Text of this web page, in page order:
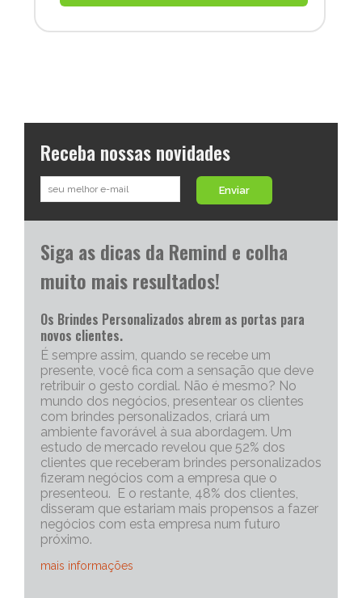
Receba nossas novidades
Enviar
Siga as dicas da Remind e colha
muito mais resultados!
Os Brindes Personalizados abrem as portas para
novos clientes.
É sempre assim, quando se recebe um
presente, você fica com a sensação que deve
retribuir o gesto cordial. Não é mesmo? No
mundo dos negócios, presentear os clientes
com brindes personalizados, criará um
ambiente favorável à sua abordagem. Um
estudo de mercado revelou que 52% dos
clientes que receberam brindes personalizados
fizeram negócios com a empresa que o
presenteou. E o restante, 48% dos clientes,
disseram que estariam mais propensos a fazer
negócios com esta empresa num futuro
próximo.
mais informações